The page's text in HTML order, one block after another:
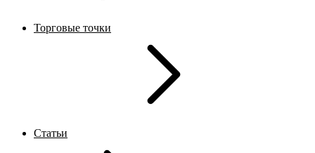
Торговые точки
Статьи